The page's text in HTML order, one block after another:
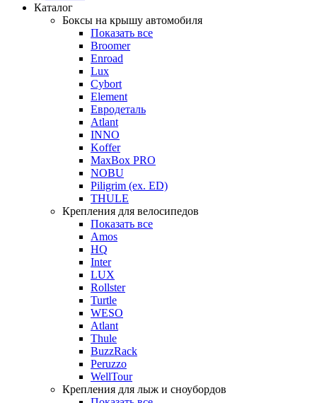
Каталог
Боксы на крышу автомобиля
Показать все
Broomer
Enroad
Lux
Cybort
Element
Евродеталь
Atlant
INNO
Koffer
MaxBox PRO
NOBU
Piligrim (ex. ED)
THULE
Крепления для велосипедов
Показать все
Amos
HQ
Inter
LUX
Rollster
Turtle
WESO
Atlant
Thule
BuzzRack
Peruzzo
WellTour
Крепления для лыж и сноубордов